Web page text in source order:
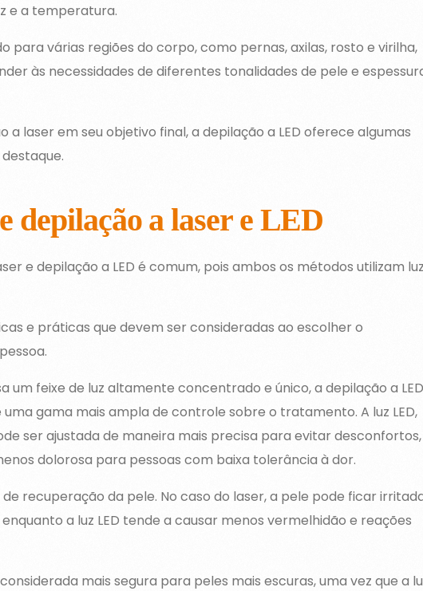
e a temperatura.
para várias regiões do corpo, como pernas, axilas, rosto e virilha,
às necessidades de diferentes tonalidades de pele e
a laser em seu objetivo final, a depilação a LED oferece algumas
depilação a laser e LED
e depilação a LED é comum, pois ambos os métodos utilizam
e práticas que devem ser consideradas ao escolher o
um feixe de luz altamente concentrado e único, a depilação a LED
uma gama mais ampla de controle sobre o tratamento. A luz LED,
ser ajustada de maneira mais precisa para evitar desconfortos,
dolorosa para pessoas com baixa tolerância à dor.
recuperação da pele. No caso do laser, a pele pode ficar
a luz LED tende a causar menos vermelhidão e reações
mais segura para peles mais escuras, uma vez que a